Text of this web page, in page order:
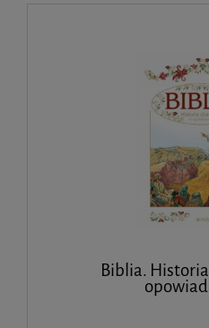
Biblia.